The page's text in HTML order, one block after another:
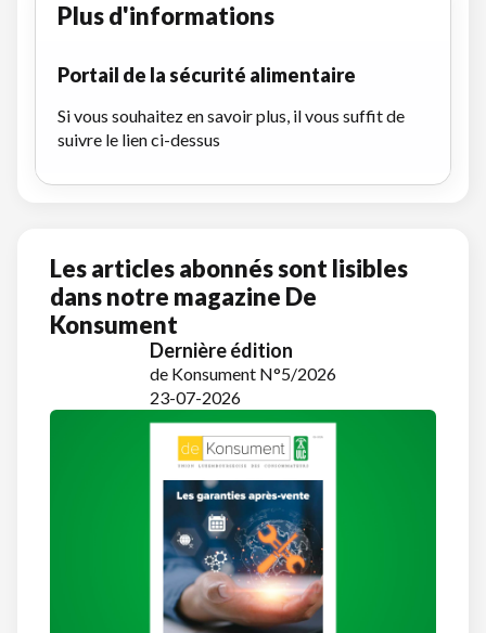
Plus d'informations
Portail de la sécurité alimentaire
Si vous souhaitez en savoir plus, il vous suffit de
suivre le lien ci-dessus
Les articles abonnés sont lisibles
dans notre magazine De
Konsument
Dernière édition
de Konsument N°5/2026
23-07-2026